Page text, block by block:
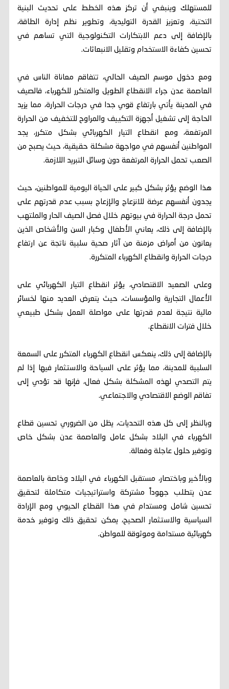
للمستهلك وينبغي أن تركز هذه الخطط على تحديث البنية
التحتية، وتعزيز القدرة التوليدية، وتطوير نظم إدارة الطاقة،
بالإضافة إلى دعم الابتكارات التكنولوجية التي تساهم في
تحسين كفاءة الاستخدام وتقليل الانبعاثات.
ومع دخول موسم الصيف الحالي، تتفاقم معاناة الناس في
العاصمة عدن جراء الانقطاع الطويل والمتكرر للكهرباء، فالصيف
في المدينة يأتي بارتفاع قوي جدا في درجات الحرارة، مما يزيد
الحاجة إلى تشغيل أجهزة التكييف والمراوح للتخفيف من الحرارة
المرتفعة، ومع انقطاع التيار الكهربائي بشكل متكرر، يجد
المواطنين أنفسهم في مواجهة مشكلة حقيقية، حيث يصبح من
الصعب تحمل الحرارة المرتفعة دون وسائل التبريد اللازمة.
هذا الوضع يؤثر بشكل كبير على الحياة اليومية للمواطنين، حيث
يجدون أنفسهم عرضة للانزعاج والإزعاج بسبب عدم قدرتهم على
تحمل درجة الحرارة في بيوتهم خلال فصل الصيف الحار والملتهب
بالإضافة إلى ذلك، يعاني الأطفال وكبار السن والأشخاص الذين
يعانون من أمراض مزمنة من آثار صحية سلبية ناتجة عن ارتفاع
درجات الحرارة وانقطاع الكهرباء المتكررة.
وعلى الصعيد الاقتصادي، يؤثر انقطاع التيار الكهربائي على
الأعمال التجارية والمؤسسات، حيث يتعرض العديد منها لخسائر
مالية نتيجة لعدم قدرتها على مواصلة العمل بشكل طبيعي
خلال فترات الانقطاع.
بالإضافة إلى ذلك، ينعكس انقطاع الكهرباء المتكرر على السمعة
السلبية للمدينة، مما يؤثر على السياحة والاستثمار فيها إذا لم
يتم التصدي لهذه المشكلة بشكل فعال، فإنها قد تؤدي إلى
تفاقم الوضع الاقتصادي والاجتماعي.
وبالنظر إلى كل هذه التحديات، يظل من الضروري تحسين قطاع
الكهرباء في البلاد بشكل عامل والعاصمة عدن بشكل خاص
وتوفير حلول عاجلة وفعالة.
وبالأخير وباختصار، مستقبل الكهرباء في البلاد وخاصة بالعاصمة
عدن يتطلب جهوداً مشتركة واستراتيجيات متكاملة لتحقيق
تحسين شامل ومستدام في هذا القطاع الحيوي ومع الإرادة
السياسية والاستثمار الصحيح، يمكن تحقيق ذلك وتوفير خدمة
كهربائية مستدامة وموثوقة للمواطن.